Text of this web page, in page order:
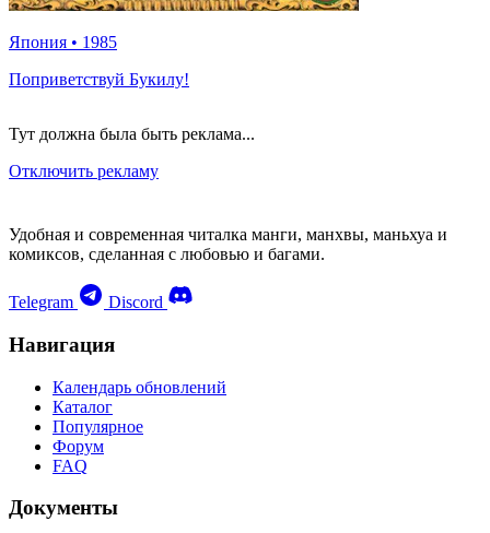
Япония • 1985
Поприветствуй Букилу!
Тут должна была быть реклама...
Отключить рекламу
Удобная и современная читалка манги, манхвы, маньхуа и
комиксов, сделанная с любовью и багами.
Telegram Discord
Навигация
Календарь обновлений
Каталог
Популярное
Форум
FAQ
Документы